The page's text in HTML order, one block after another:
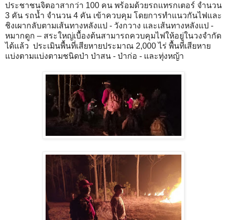
ประชาชนจิตอาสากว่า 100 คน พร้อมด้วยรถแทรกเตอร์ จำนวน
3 คัน รถน้ำ จำนวน 4 คัน เข้าควบคุม โดยการทำแนวกันไฟและ
ชิงเผากลับตามเส้นทางหลังแป - วังกวาง และเส้นทางหลังแป -
หมากดูก – สระใหญ่เบื้องต้นสามารถควบคุมไฟให้อยู่ในวงจำกัด
ได้แล้ว  ประเมินพื้นที่เสียหายประมาณ 2,000 ไร่ พื้นที่เสียหาย
แบ่งตามแบ่งตามชนิดป่า ป่าสน - ป่าก่อ - และทุ่งหญ้า